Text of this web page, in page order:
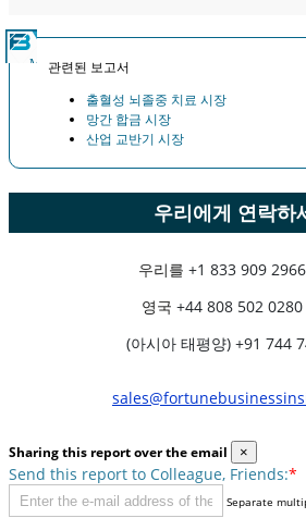
관련된 보고서
출혈성 뇌졸중 치료 시장
망간 합금 시장
산업 교반기 시장
우리에게 연락하
우리를 +1 833 909
영국 +44 808 502 0280
(아시아 태평양) +91 744
Sharing this report over the email ×
Send this report to Colleague, Friends:*
Separate